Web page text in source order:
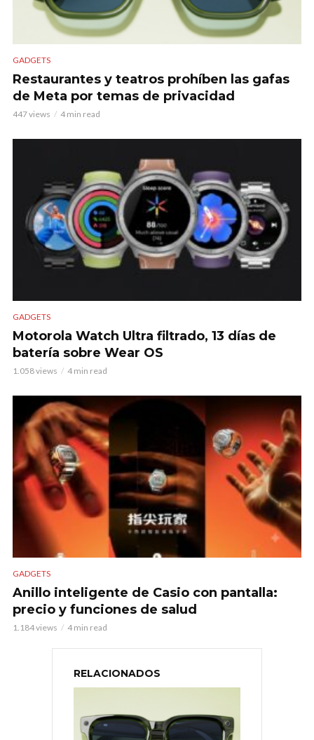
GADGETS
Restaurantes y teatros prohíben las gafas
de Meta por temas de privacidad
447 views 4 min read
GADGETS
Motorola Watch Ultra filtrado, 13 días de
batería sobre Wear OS
1.058 views 4 min read
GADGETS
Anillo inteligente de Casio con pantalla:
precio y funciones de salud
1.184 views 4 min read
RELACIONADOS